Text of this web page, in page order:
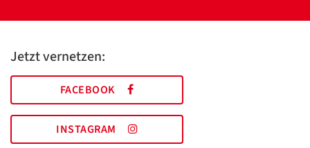
Jetzt vernetzen:
FACEBOOK
INSTAGRAM